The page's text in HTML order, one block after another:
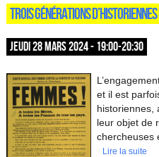
TROIS GÉNÉRATIONS
JEUDI 28 MARS 2024 - 19:00-20:30
et il est
historiennes,
leur objet de
chercheuses
Lire la suite